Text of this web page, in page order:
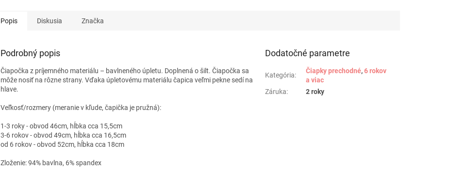
Popis Diskusia Značka
Podrobný popis
Čiapočka z príjemného materiálu – bavlneného úpletu. Doplnená o šilt. Čiapočka sa
môže nosiť na rôzne strany. Vďaka úpletovému materiálu čapica veľmi pekne sedí na
hlave.
Veľkosť/rozmery (meranie v kľude, čapička je pružná):
1-3 roky - obvod 46cm, hĺbka cca 15,5cm
3-6 rokov - obvod 49cm, hĺbka cca 16,5cm
od 6 rokov - obvod 52cm, hĺbka cca 18cm
Zloženie: 94% bavlna, 6% spandex
Dodatočné parametre
Kategória:
Čiapky prechodné,6 rokov
a viac
Záruka: 2 roky